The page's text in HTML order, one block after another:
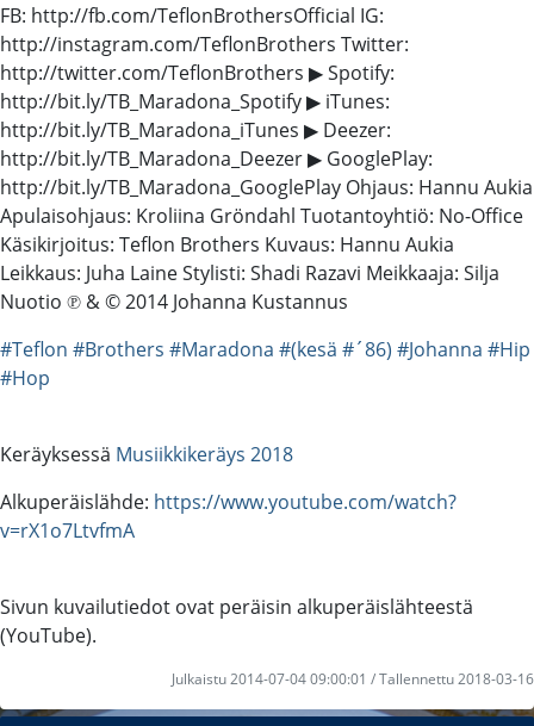
FB: http://fb.com/TeflonBrothersOfficial IG:
http://instagram.com/TeflonBrothers Twitter:
http://twitter.com/TeflonBrothers ▶ Spotify:
http://bit.ly/TB_Maradona_Spotify ▶ iTunes:
http://bit.ly/TB_Maradona_iTunes ▶ Deezer:
http://bit.ly/TB_Maradona_Deezer ▶ GooglePlay:
http://bit.ly/TB_Maradona_GooglePlay Ohjaus: Hannu Aukia
Apulaisohjaus: Kroliina Gröndahl Tuotantoyhtiö: No-Office
Käsikirjoitus: Teflon Brothers Kuvaus: Hannu Aukia
Leikkaus: Juha Laine Stylisti: Shadi Razavi Meikkaaja: Silja
Nuotio ℗ & © 2014 Johanna Kustannus
#Teflon #Brothers #Maradona #(kesä #´86) #Johanna #Hip
#Hop
Keräyksessä Musiikkikeräys 2018
Alkuperäislähde: https://www.youtube.com/watch?
v=rX1o7LtvfmA
Sivun kuvailutiedot ovat peräisin alkuperäislähteestä
(YouTube).
Julkaistu 2014-07-04 09:00:01 / Tallennettu 2018-03-16